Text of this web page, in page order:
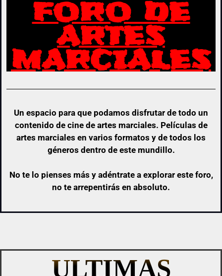
FORO DE
ARTES
MARCIALES
Un espacio para que podamos disfrutar de todo un
contenido de cine de artes marciales. Películas de
artes marciales en varios formatos y de todos los
géneros dentro de este mundillo.
No te lo pienses más y adéntrate a explorar este foro,
no te arrepentirás en absoluto.
ULTIMAS